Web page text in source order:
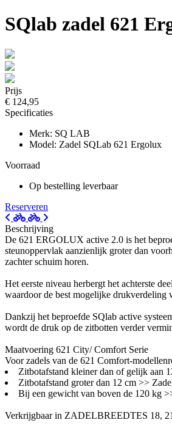
SQlab zadel 621
Prijs
€ 124,95
Specificaties
Merk: SQ LAB
Model: Zadel SQLab 621 Ergolux
Voorraad
Op bestelling leverbaar
Reserveren
Beschrijving
De 621 ERGOLUX active 2.0 is het
steunoppervlak aanzienlijk groter dan
zachter schuim horen.
Het eerste niveau herbergt het achterste
waardoor de best mogelijke drukverdeling
Dankzij het beproefde SQlab active
wordt de druk op de zitbotten verder
Maatvoering 621 City/ Comfort Serie
Voor zadels van de 621 Comfort-
Zitbotafstand kleiner dan of gelijk aan
Zitbotafstand groter dan 12 cm >>
Bij een gewicht van boven de 120 kg
Verkrijgbaar in ZADELBREEDTES 18,